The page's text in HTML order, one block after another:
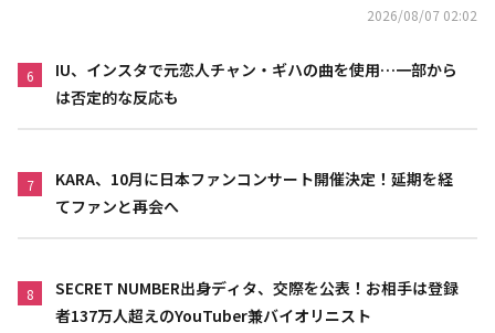
2026/08/07 02:02
6
IU、インスタで元恋人チャン・ギハの曲を使用…一部から
は否定的な反応も
7
KARA、10月に日本ファンコンサート開催決定！延期を経
てファンと再会へ
8
SECRET NUMBER出身ディタ、交際を公表！お相手は登録
者137万人超えのYouTuber兼バイオリニスト